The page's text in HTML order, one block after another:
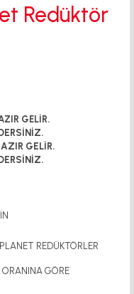
Redüktör
GELİR.
GELİR.
REDÜKTÖRLER
GÖRE